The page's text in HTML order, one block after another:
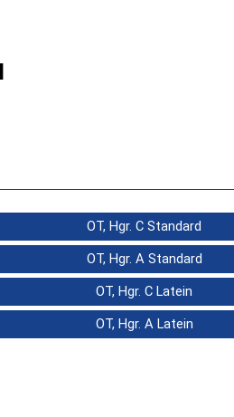
OT, Hgr. C Standard
OT, Hgr. A Standard
OT, Hgr. C Latein
OT, Hgr. A Latein